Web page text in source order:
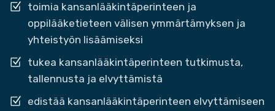
toimia kansanlääkintäperinteen ja
oppilääketieteen välisen ymmärtämyksen ja
yhteistyön lisäämiseksi
tukea kansanlääkintäperinteen tutkimusta,
tallennusta ja elvyttämistä
edistää kansanlääkintäperinteen elvyttämiseen